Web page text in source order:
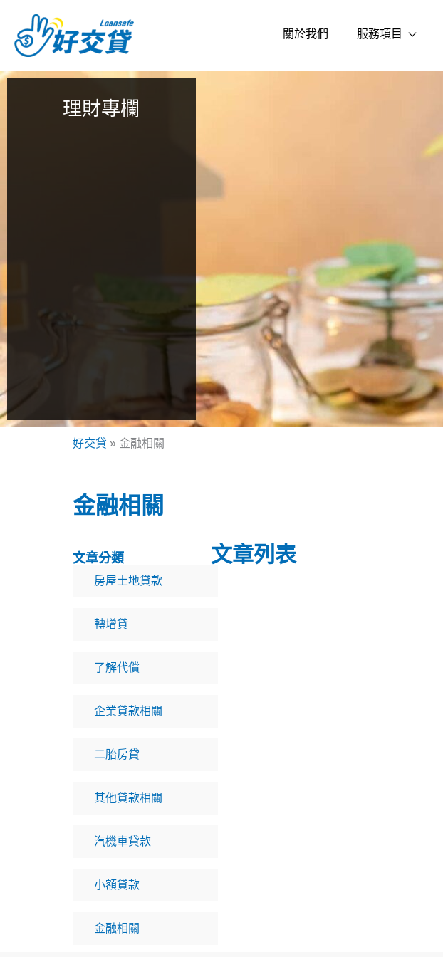
內
關於我們 服務項目
理財專欄
好交貸 » 金融相關
金融相關
文章分類
房屋土地貸款
轉增貸
了解代償
企業貸款相關
二胎房貸
其他貸款相關
汽機車貸款
小額貸款
金融相關
文章列表